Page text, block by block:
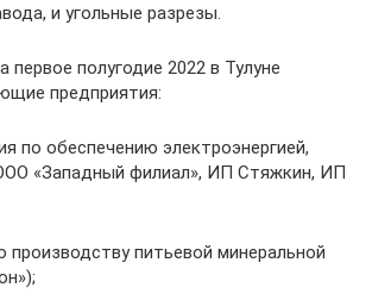
и угольные разрезы.
полугодие 2022 в Тулуне
предприятия:
по обеспечению электроэнергией,
«Западный филиал», ИП Стяжкин, ИП
производству питьевой минеральной